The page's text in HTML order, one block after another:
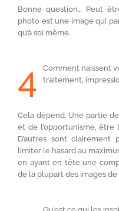
Bonne question… Peut
photo est une image qui
qu’à soi même.
4
Comment naissent
traitement,
Cela dépend. Une partie
et de l’opportunisme,
D’autres sont clairement
limiter le hasard au
en ayant en tête une
de la plupart des images